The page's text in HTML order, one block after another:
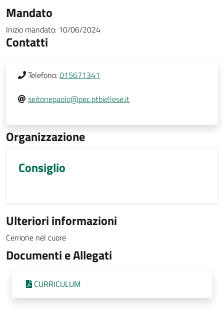
Mandato
Inizio mandato: 10/06/2024
Contatti
Telefono:015671341
seitonepaolo@pec.ptbiellese.it
Organizzazione
Consiglio
Ulteriori informazioni
Cerrione nel cuore
Documenti e Allegati
CURRICULUM